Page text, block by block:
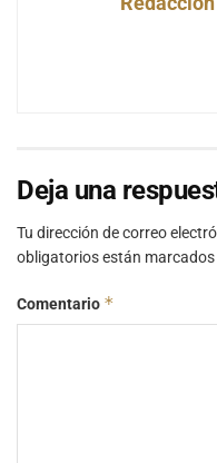
Deja una
Tu dirección de correo
obligatorios están marcados
Comentario *